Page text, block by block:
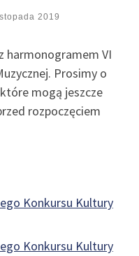
2019
harmonogramem VI
Prosimy o
mogą jeszcze
rozpoczęciem
Konkursu Kultury
Konkursu Kultury